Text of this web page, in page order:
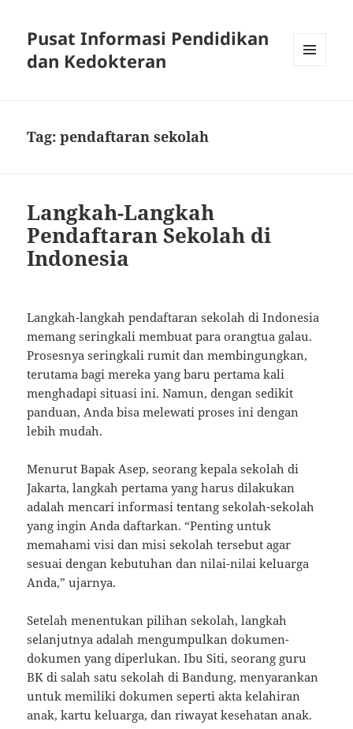
Pusat Informasi Pendidikan
dan Kedokteran
Tag:pendaftaran sekolah
Langkah-Langkah
Pendaftaran Sekolah di
Indonesia
Langkah-langkah pendaftaran sekolah di Indonesia
memang seringkali membuat para orangtua galau.
Prosesnya seringkali rumit dan membingungkan,
terutama bagi mereka yang baru pertama kali
menghadapi situasi ini. Namun, dengan sedikit
panduan, Anda bisa melewati proses ini dengan
lebih mudah.
Menurut Bapak Asep, seorang kepala sekolah di
Jakarta, langkah pertama yang harus dilakukan
adalah mencari informasi tentang sekolah-sekolah
yang ingin Anda daftarkan. “Penting untuk
memahami visi dan misi sekolah tersebut agar
sesuai dengan kebutuhan dan nilai-nilai keluarga
Anda,” ujarnya.
Setelah menentukan pilihan sekolah, langkah
selanjutnya adalah mengumpulkan dokumen-
dokumen yang diperlukan. Ibu Siti, seorang guru
BK di salah satu sekolah di Bandung, menyarankan
untuk memiliki dokumen seperti akta kelahiran
anak, kartu keluarga, dan riwayat kesehatan anak.